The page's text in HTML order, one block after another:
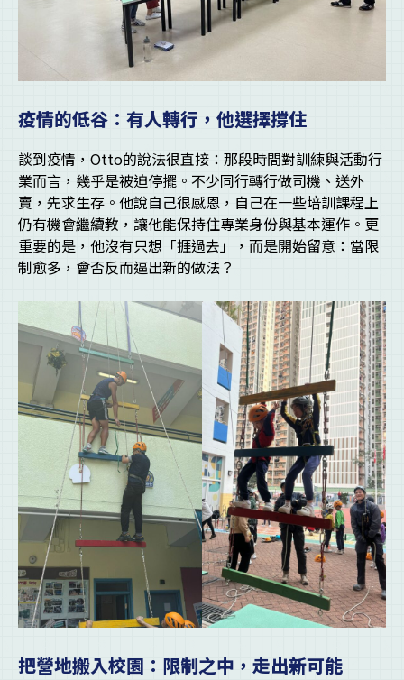
疫情的低谷：有人轉行，他選擇撐住
談到疫情，Otto的說法很直接：那段時間對訓練與活動行
業而言，幾乎是被迫停擺。不少同行轉行做司機、送外
賣，先求生存。他說自己很感恩，自己在一些培訓課程上
仍有機會繼續教，讓他能保持住專業身份與基本運作。更
重要的是，他沒有只想「捱過去」，而是開始留意：當限
制愈多，會否反而逼出新的做法？
把營地搬入校園：限制之中，走出新可能